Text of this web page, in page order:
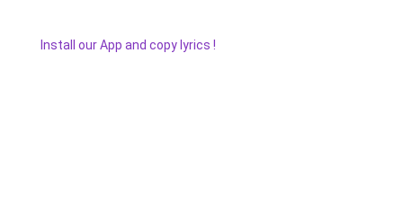
Install our App and copy lyrics !